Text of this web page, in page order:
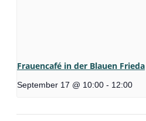
Frauencafé in der Blauen Frieda
September 17 @ 10:00 - 12:00